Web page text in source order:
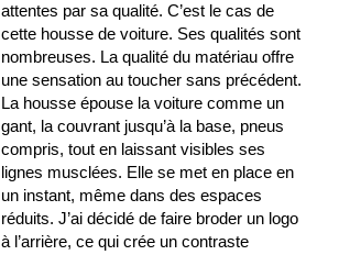
attentes par sa qualité. C’est le cas de
cette housse de voiture. Ses qualités sont
nombreuses. La qualité du matériau offre
une sensation au toucher sans précédent.
La housse épouse la voiture comme un
gant, la couvrant jusqu’à la base, pneus
compris, tout en laissant visibles ses
lignes musclées. Elle se met en place en
un instant, même dans des espaces
réduits. J’ai décidé de faire broder un logo
à l’arrière, ce qui crée un contraste